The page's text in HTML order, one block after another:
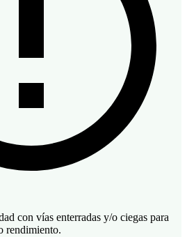
con vías enterradas y/o ciegas para
rendimiento.